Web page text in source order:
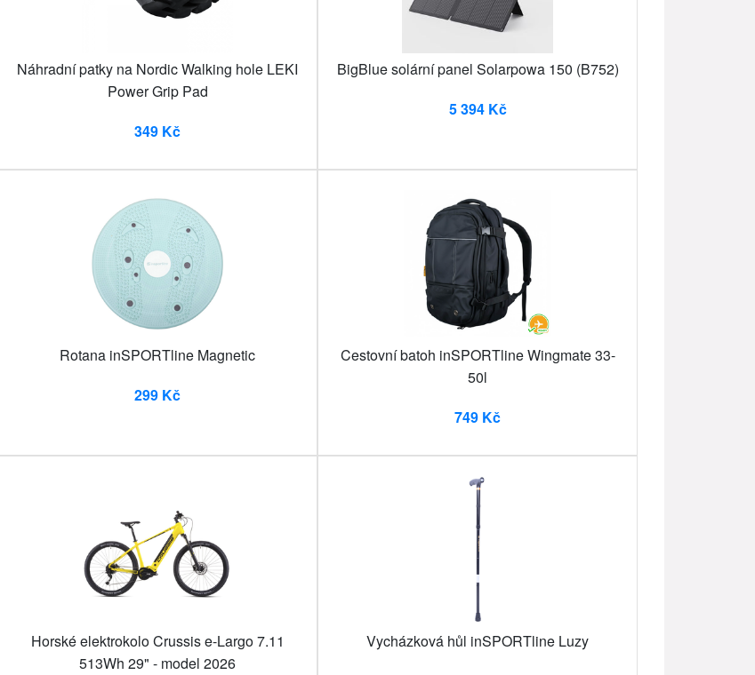
Náhradní patky na Nordic Walking hole LEKI
Power Grip Pad
349 Kč
BigBlue solární panel Solarpowa 150 (B752)
5 394 Kč
Rotana inSPORTline Magnetic
299 Kč
Cestovní batoh inSPORTline Wingmate 33-
50l
749 Kč
Horské elektrokolo Crussis e-Largo 7.11
513Wh 29" - model 2026
Vycházková hůl inSPORTline Luzy